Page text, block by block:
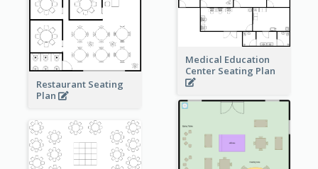
Restaurant Seating
Plan
Medical Education
Center Seating Plan